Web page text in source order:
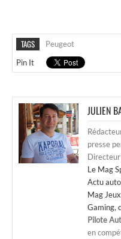
TAGS
Peugeot
Pin It
JULIEN
presse
Directeur
Le Mag
Actu
Mag
Gaming,
Pilote
en